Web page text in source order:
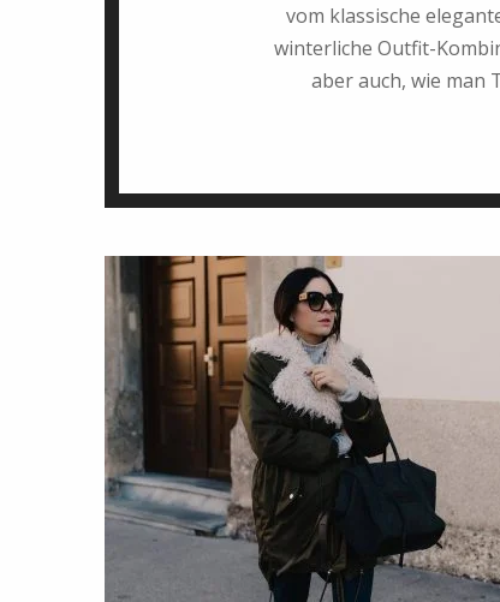
vom klassische
winterliche Outfit-
aber auch, wie man